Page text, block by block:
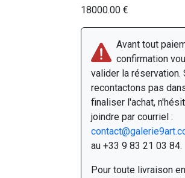
18000.00 €
Avant tout
confirmation
valider la réservation.
recontactons pas
finaliser l'achat,
joindre par courriel :
au +33 9 83 21 03 84.
Pour toute livraison